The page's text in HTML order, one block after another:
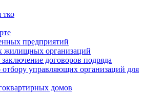
тко
предприятий
жилищных организаций
договоров подряда
управляющих организаций для
домов